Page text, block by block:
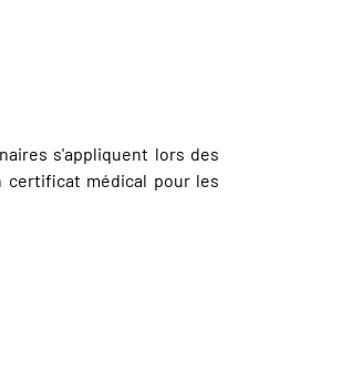
s'appliquent lors des
médical pour les